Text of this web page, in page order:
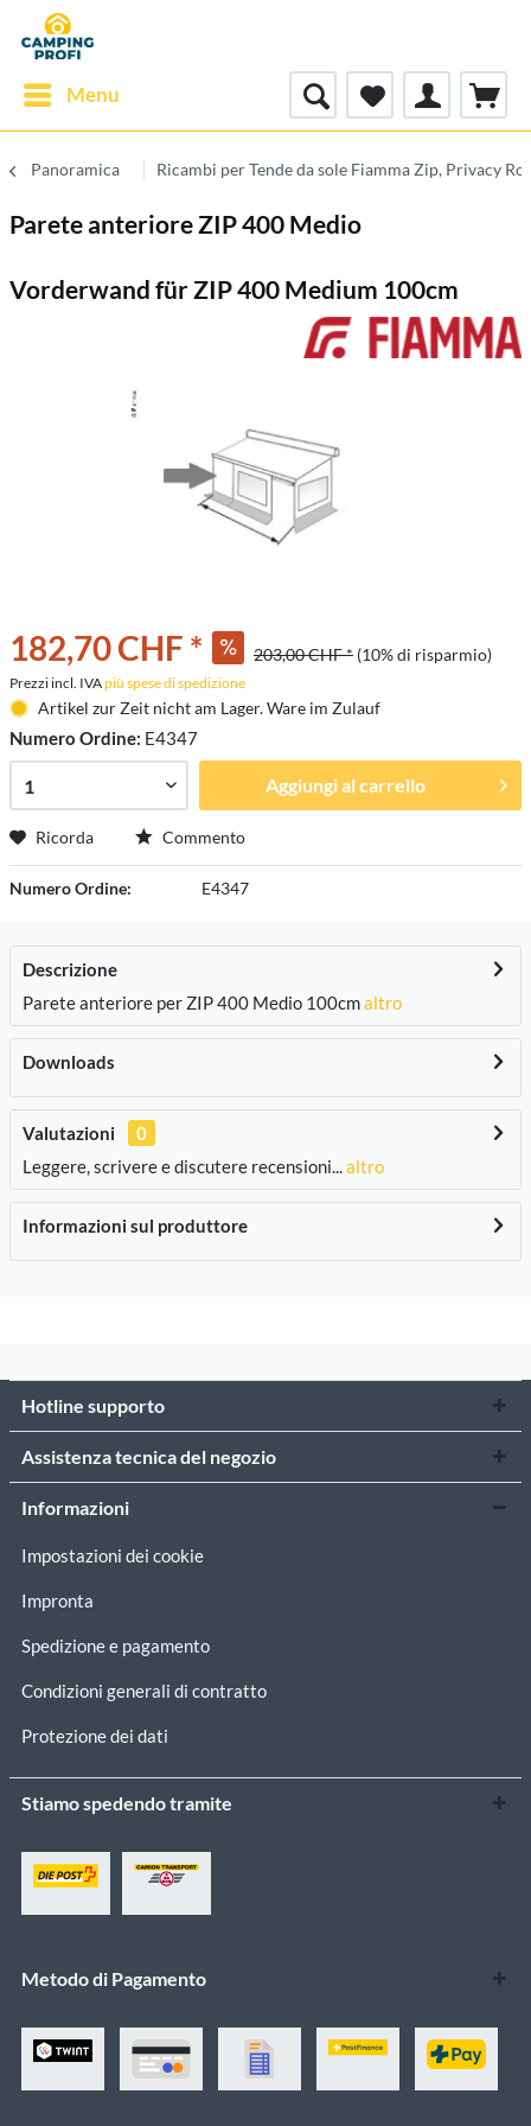
Menu
Panoramica Ricambi per Tende da sole Fiamma Zip, Privacy
Parete anteriore ZIP 400 Medio
Vorderwand für ZIP 400 Medium 100cm
182,70 CHF * 203,00 CHF * (10% di risparmio)
Prezzi incl. IVApiù spese di spedizione
Artikel zur Zeit nicht am Lager. Ware im Zulauf
Numero Ordine: E4347
Aggiungi al carrello
Ricorda Commento
Numero Ordine: E4347
Descrizione
Parete anteriore per ZIP 400 Medio 100cmaltro
Downloads
Valutazioni
0
Leggere, scrivere e discutere recensioni...altro
Informazioni sul produttore
Hotline supporto
Assistenza tecnica del negozio
Informazioni
Impostazioni dei cookie
Impronta
Spedizione e pagamento
Condizioni generali di contratto
Protezione dei dati
Stiamo spedendo tramite
Metodo di Pagamento